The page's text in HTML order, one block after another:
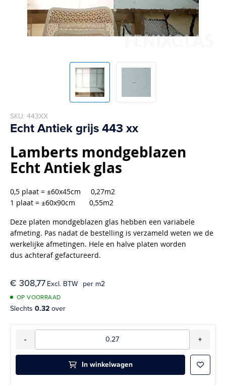
SKU 443XX
Echt Antiek grijs 443 xx
Lamberts mondgeblazen
Echt Antiek glas
0,5 plaat = ±60x45cm 0,27m2
1 plaat = ±60x90cm 0,55m2
Deze platen mondgeblazen glas hebben een variabele
afmeting. Pas nadat de bestelling is verzameld weten we de
werkelijke afmetingen. Hele en halve platen worden
dus achteraf gefactureerd.
OP VOORRAAD
Slechts 0.32over
€ 308,77 per m2
Aantal
- +
In winkelwagen Aan
to
the
the
images